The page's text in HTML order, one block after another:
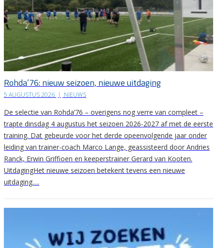
Rohda’76: nieuw seizoen, nieuwe uitdaging
5 AUGUSTUS 2026 | NIEUWS
De selectie van Rohda’76 – overigens nog verre van compleet –
trapte dinsdag 4 augustus het seizoen 2026-2027 af met de eerste
training. Dat gebeurde voor het derde opeenvolgende jaar onder
leiding van trainer-coach Marco Lange, geassisteerd door Andries
Ranck, Erwin Griffioen en keeperstrainer Gerard van Kooten.
UitdagingHet nieuwe seizoen betekent tevens een nieuwe
uitdaging….